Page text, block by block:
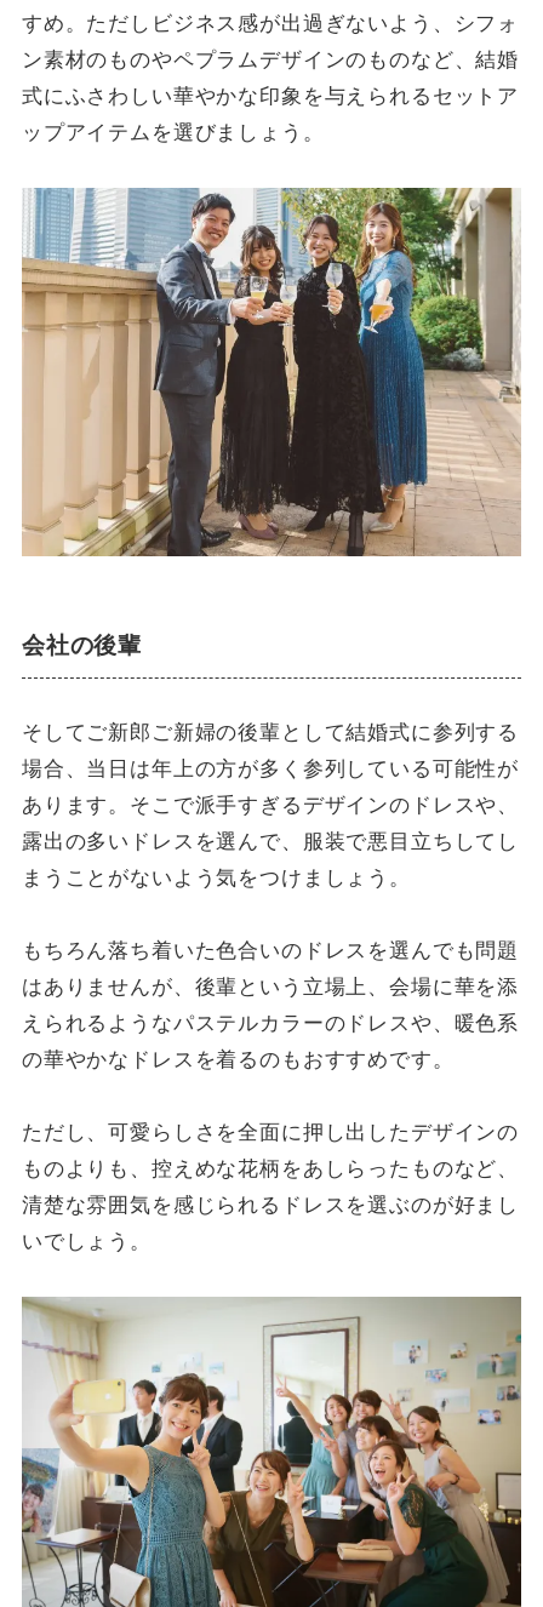
すめ。ただしビジネス感が出過ぎないよう、シフォ
ン素材のものやペプラムデザインのものなど、結婚
式にふさわしい華やかな印象を与えられるセットア
ップアイテムを選びましょう。
会社の後輩
そしてご新郎ご新婦の後輩として結婚式に参列する
場合、当日は年上の方が多く参列している可能性が
あります。そこで派手すぎるデザインのドレスや、
露出の多いドレスを選んで、服装で悪目立ちしてし
まうことがないよう気をつけましょう。
もちろん落ち着いた色合いのドレスを選んでも問題
はありませんが、後輩という立場上、会場に華を添
えられるようなパステルカラーのドレスや、暖色系
の華やかなドレスを着るのもおすすめです。
ただし、可愛らしさを全面に押し出したデザインの
ものよりも、控えめな花柄をあしらったものなど、
清楚な雰囲気を感じられるドレスを選ぶのが好まし
いでしょう。